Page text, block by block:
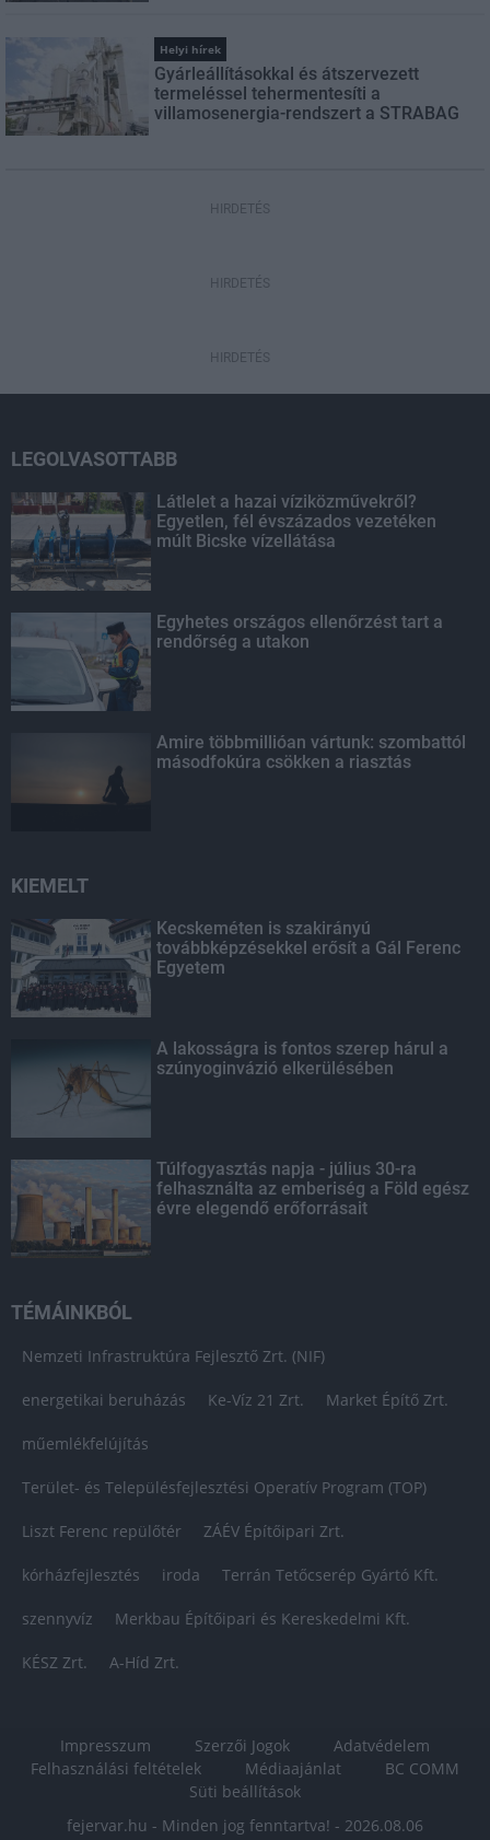
Helyi hírek
Gyárleállításokkal és átszervezett
termeléssel tehermentesíti a
villamosenergia-rendszert a STRABAG
HIRDETÉS
HIRDETÉS
HIRDETÉS
LEGOLVASOTTABB
Látlelet a hazai víziközművekről?
Egyetlen, fél évszázados vezetéken
múlt Bicske vízellátása
Egyhetes országos ellenőrzést tart a
rendőrség a utakon
Amire többmillióan vártunk: szombattól
másodfokúra csökken a riasztás
KIEMELT
Kecskeméten is szakirányú
továbbképzésekkel erősít a Gál Ferenc
Egyetem
A lakosságra is fontos szerep hárul a
szúnyoginvázió elkerülésében
Túlfogyasztás napja - július 30-ra
felhasználta az emberiség a Föld egész
évre elegendő erőforrásait
TÉMÁINKBÓL
Nemzeti Infrastruktúra Fejlesztő Zrt. (NIF)
energetikai beruházás Ke-Víz 21 Zrt. Market Építő Zrt.
műemlékfelújítás
Terület- és Településfejlesztési Operatív Program (TOP)
Liszt Ferenc repülőtér ZÁÉV Építőipari Zrt.
kórházfejlesztés iroda Terrán Tetőcserép Gyártó Kft.
szennyvíz Merkbau Építőipari és Kereskedelmi Kft.
KÉSZ Zrt. A-Híd Zrt.
Impresszum Szerzői Jogok
Adatvédelem
Felhasználási feltételek
Médiaajánlat
BC COMM
Süti beállítások
fejervar.hu - Minden jog fenntartva! - 2026.08.06